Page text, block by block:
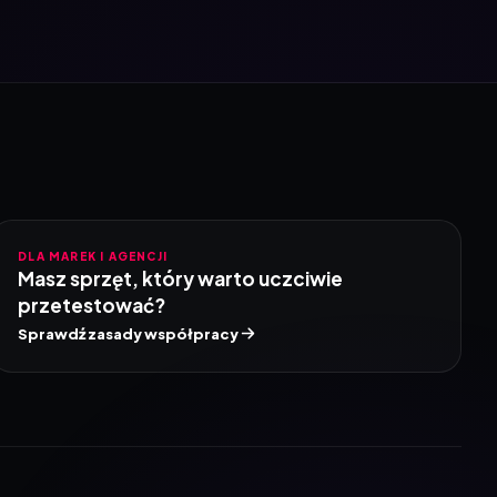
DLA MAREK I AGENCJI
Masz sprzęt, który warto uczciwie
przetestować?
Sprawdź zasady współpracy